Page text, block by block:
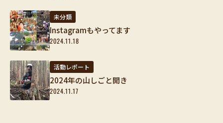
未分類
Instagramもやってます
2024.11.18
活動レポート
2024年の山しごと開き
2024.11.17